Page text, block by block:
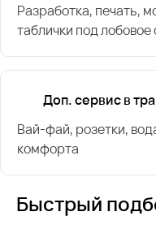
Разработка, печать,
таблички под лобовое
Доп. сервис в
Вай-фай, розетки,
комфорта
Быстрый